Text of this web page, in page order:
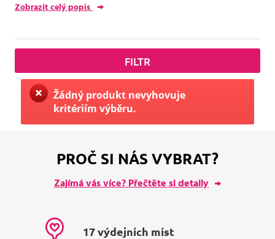
Zobrazit celý popis
FILTR
Žádný produkt nevyhovuje
kritériím výběru.
PROČ SI NÁS VYBRAT?
Zajímá vás více? Přečtěte si detaily
17 výdejních míst